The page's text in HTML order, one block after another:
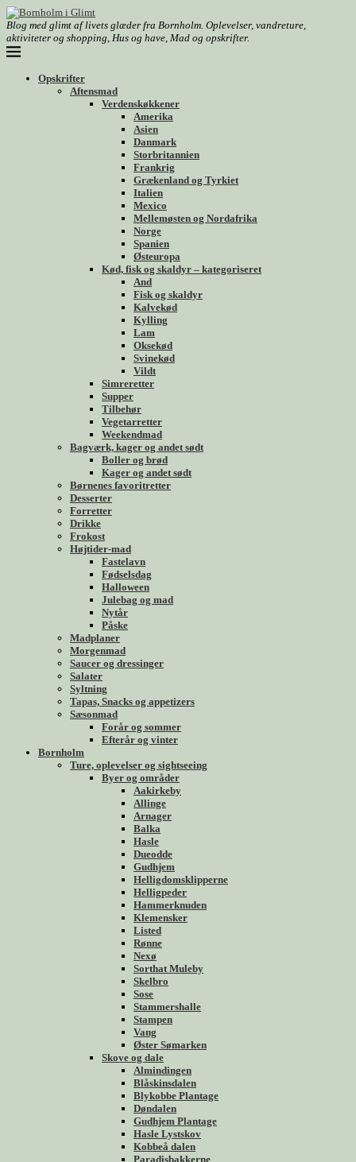
Blog med glimt af livets glæder fra Bornholm. Oplevelser, vandreture,
aktiviteter og shopping, Hus og have, Mad og opskrifter.
Opskrifter
Aftensmad
Verdenskøkkener
Amerika
Asien
Danmark
Storbritannien
Frankrig
Grækenland og Tyrkiet
Italien
Mexico
Mellemøsten og Nordafrika
Norge
Spanien
Østeuropa
Kød, fisk og skaldyr – kategoriseret
And
Fisk og skaldyr
Kalvekød
Kylling
Lam
Oksekød
Svinekød
Vildt
Simreretter
Supper
Tilbehør
Vegetarretter
Weekendmad
Bagværk, kager og andet sødt
Boller og brød
Kager og andet sødt
Børnenes favoritretter
Desserter
Forretter
Drikke
Frokost
Højtider-mad
Fastelavn
Fødselsdag
Halloween
Julebag og mad
Nytår
Påske
Madplaner
Morgenmad
Saucer og dressinger
Salater
Syltning
Tapas, Snacks og appetizers
Sæsonmad
Forår og sommer
Efterår og vinter
Bornholm
Ture, oplevelser og sightseeing
Byer og områder
Aakirkeby
Allinge
Arnager
Balka
Hasle
Dueodde
Gudhjem
Helligdomsklipperne
Helligpeder
Hammerknuden
Klemensker
Listed
Rønne
Nexø
Sorthat Muleby
Skelbro
Sose
Stammershalle
Stampen
Vang
Øster Sømarken
Skove og dale
Almindingen
Blåskinsdalen
Blykobbe Plantage
Døndalen
Gudhjem Plantage
Hasle Lystskov
Kobbeå dalen
Paradisbakkerne